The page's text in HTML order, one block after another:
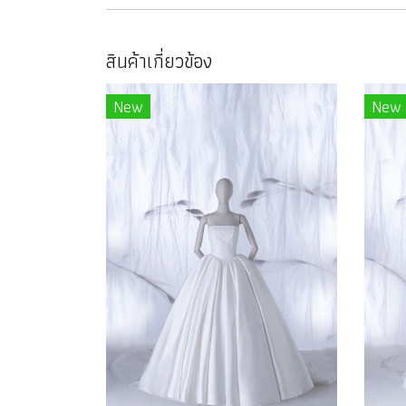
สินค้าเกี่ยวข้อง
New New